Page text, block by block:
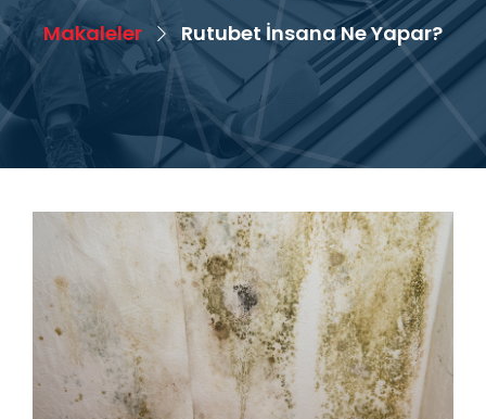
Makaleler Rutubet İnsana Ne Yapar?